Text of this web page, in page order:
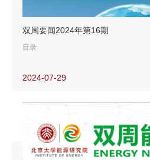
欧佩克石油资源量或被大幅高估
渣打银行：从近期油价波动得出三点结论
【新能源要闻】
深海“暗氧”打破氧气来源传统认知
双周要闻2024年第16期
目录
德国批准氢及相关产品进口战略英国取
英国成立国有清洁能源公司
2024-07-29